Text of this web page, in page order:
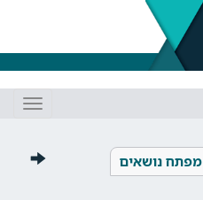
מפתח נושאים